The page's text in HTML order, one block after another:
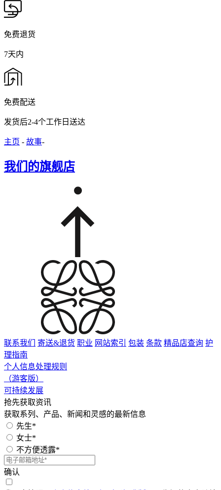
免费退货
7天内
免费配送
发货后2-4个工作日送达
主页 - 故事-
我们的旗舰店
联系我们 寄送&退货 职业 网站索引 包装 条款 精品店查询 护
理指南
个人信息处理规则
（游客版）
可持续发展
抢先获取资讯
获取系列、产品、新闻和灵感的最新信息
先生*
女士*
不方便透露*
确认